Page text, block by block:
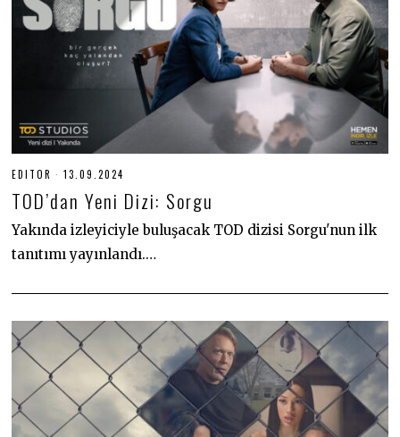
EDITOR 13.09.2024
9
2
4
TOD’dan Yeni Dizi: Sorgu
Yakında izleyiciyle buluşacak TOD dizisi Sorgu'nun ilk
tanıtımı yayınlandı.…